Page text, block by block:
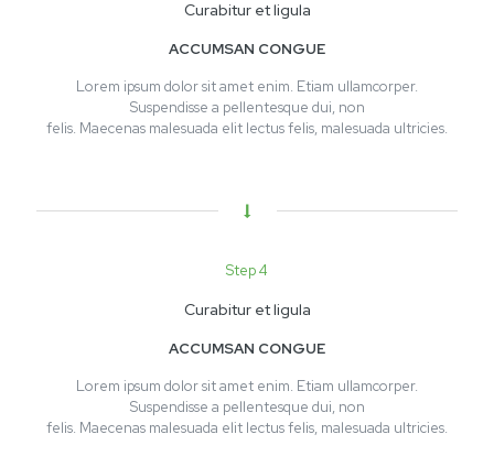
Curabitur et ligula
ACCUMSAN CONGUE
Lorem ipsum dolor sit amet enim. Etiam ullamcorper.
Suspendisse a pellentesque dui, non
felis. Maecenas malesuada elit lectus felis, malesuada ultricies.
Step 4
Curabitur et ligula
ACCUMSAN CONGUE
Lorem ipsum dolor sit amet enim. Etiam ullamcorper.
Suspendisse a pellentesque dui, non
felis. Maecenas malesuada elit lectus felis, malesuada ultricies.